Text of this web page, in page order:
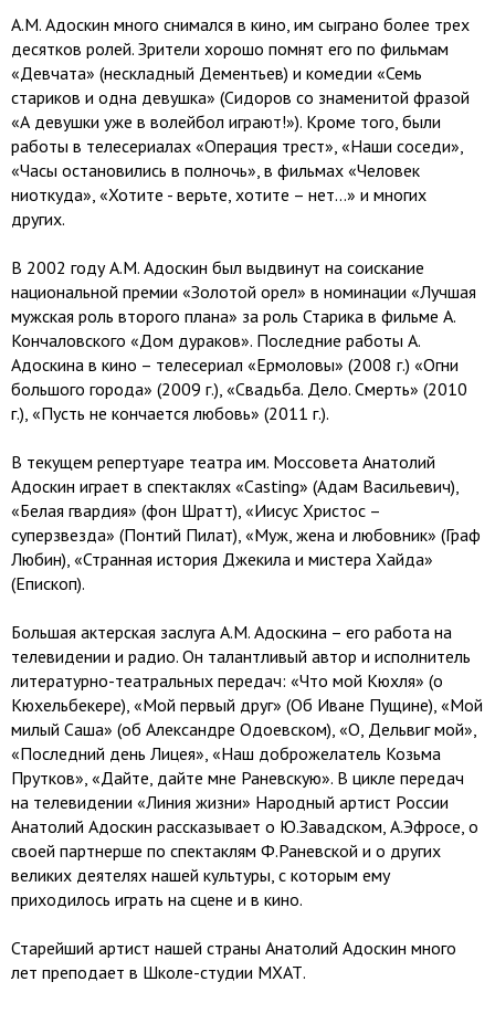
А.М. Адоскин много снимался в кино, им сыграно более трех
десятков ролей. Зрители хорошо помнят его по фильмам
«Девчата» (нескладный Дементьев) и комедии «Семь
стариков и одна девушка» (Сидоров со знаменитой фразой
«А девушки уже в волейбол играют!»). Кроме того, были
работы в телесериалах «Операция трест», «Наши соседи»,
«Часы остановились в полночь», в фильмах «Человек
ниоткуда», «Хотите - верьте, хотите – нет…» и многих
других.
В 2002 году А.М. Адоскин был выдвинут на соискание
национальной премии «Золотой орел» в номинации «Лучшая
мужская роль второго плана» за роль Старика в фильме А.
Кончаловского «Дом дураков». Последние работы А.
Адоскина в кино – телесериал «Ермоловы» (2008 г.) «Огни
большого города» (2009 г.), «Свадьба. Дело. Смерть» (2010
г.), «Пусть не кончается любовь» (2011 г.).
В текущем репертуаре театра им. Моссовета Анатолий
Адоскин играет в спектаклях «Casting» (Адам Васильевич),
«Белая гвардия» (фон Шратт), «Иисус Христос –
суперзвезда» (Понтий Пилат), «Муж, жена и любовник» (Граф
Любин), «Странная история Джекила и мистера Хайда»
(Епископ).
Большая актерская заслуга А.М. Адоскина – его работа на
телевидении и радио. Он талантливый автор и исполнитель
литературно-театральных передач: «Что мой Кюхля» (о
Кюхельбекере), «Мой первый друг» (Об Иване Пущине), «Мой
милый Саша» (об Александре Одоевском), «О, Дельвиг мой»,
«Последний день Лицея», «Наш доброжелатель Козьма
Прутков», «Дайте, дайте мне Раневскую». В цикле передач
на телевидении «Линия жизни» Народный артист России
Анатолий Адоскин рассказывает о Ю.Завадском, А.Эфросе, о
своей партнерше по спектаклям Ф.Раневской и о других
великих деятелях нашей культуры, с которым ему
приходилось играть на сцене и в кино.
Старейший артист нашей страны Анатолий Адоскин много
лет преподает в Школе-студии МХАТ.